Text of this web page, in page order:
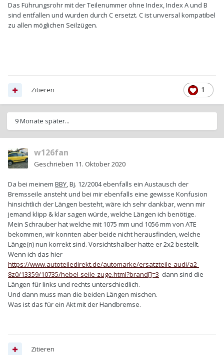
Das Führungsrohr mit der Teilenummer ohne Index, Index A und B
sind entfallen und wurden durch C ersetzt. C ist unversal kompatibel
zu allen möglichen Seilzügen.
1
Zitieren
9 Monate später...
w126fan
Geschrieben 11. Oktober 2020
Da bei meinem BBY, Bj. 12/2004 ebenfalls ein Austausch der
Bremsseile ansteht und bei mir ebenfalls eine gewisse Konfusion
hinsichtlich der Längen besteht, wäre ich sehr dankbar, wenn mir
jemand klipp & klar sagen würde, welche Längen ich benötige.
Mein Schrauber hat welche mit 1075 mm und 1056 mm von ATE
bekommen, wir konnten aber beide nicht herausfinden, welche
Länge(n) nun korrekt sind. Vorsichtshalber hatte er 2x2 bestellt.
Wenn ich das hier
https://www.autoteiledirekt.de/automarke/ersatzteile-audi/a2-
8z0/13359/10735/hebel-seile-zuge.html?brand[]=3 dann sind die
Längen für links und rechts unterschiedlich.
Und dann muss man die beiden Längen mischen.
Was ist das für ein Akt mit der Handbremse.
Zitieren